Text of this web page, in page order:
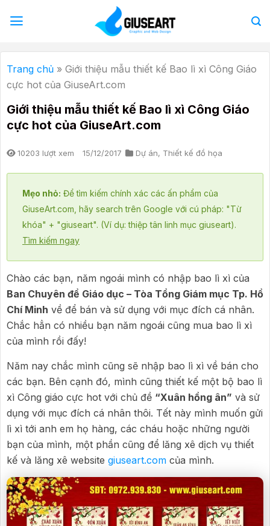
qua
dung
Trang chủ » Giới thiệu mẫu thiết kế Bao lì xì Công Giáo
cực hot của GiuseArt.com
Giới thiệu mẫu thiết kế Bao lì xì Công Giáo
cực hot của GiuseArt.com
10203 lượt xem 15/12/2017 Dự án, Thiết kế đồ họa
Mẹo nhỏ: Để tìm kiếm chính xác các ấn phẩm của
GiuseArt.com, hãy search trên Google với cú pháp: "Từ
khóa" + "giuseart". (Ví dụ: thiệp tân linh mục giuseart).
Tìm kiếm ngay
Chào các bạn, năm ngoái mình có nhập bao lì xì của
Ban Chuyên đề Giáo dục – Tòa Tổng Giám mục Tp. Hồ
Chí Minh về để bán và sử dụng với mục đích cá nhân.
Chắc hẳn có nhiều bạn năm ngoái cũng mua bao lì xì
của mình rồi đấy!
Năm nay chắc mình cũng sẽ nhập bao lì xì về bán cho
các bạn. Bên cạnh đó, mình cũng thiết kế một bộ bao lì
xì Công giáo cực hot với chủ đề “Xuân hồng ân” và sử
dụng với mục đích cá nhân thôi. Tết này mình muốn gửi
lì xì tới anh em họ hàng, các cháu hoặc những người
bạn của mình, một phần cũng để lăng xê dịch vụ thiết
kế và lăng xê website giuseart.com của mình.